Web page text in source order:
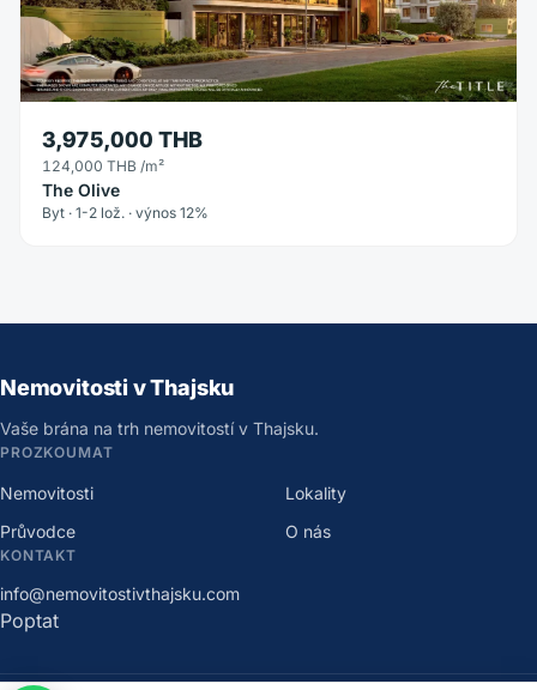
3,975,000 THB
124,000 THB /m²
The Olive
Byt · 1-2 lož. · výnos 12%
Nemovitosti v Thajsku
Vaše brána na trh nemovitostí v Thajsku.
PROZKOUMAT
Nemovitosti
Lokality
Průvodce
O nás
KONTAKT
info@nemovitostivthajsku.com
Poptat